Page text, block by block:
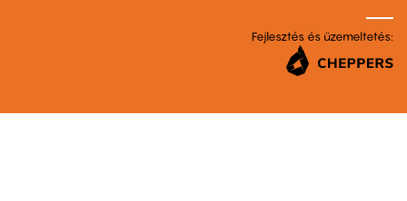
Fejlesztés és üzemeltetés: